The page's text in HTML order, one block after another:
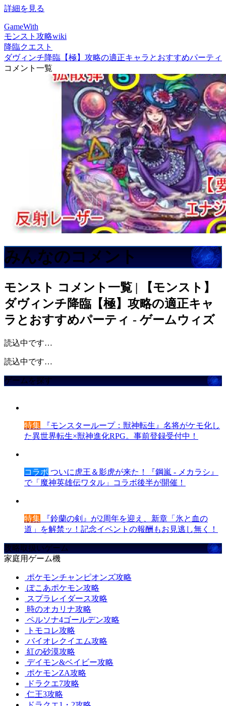
詳細を見る
GameWith
モンスト攻略wiki
降臨クエスト
ダヴィンチ降臨【極】攻略の適正キャラとおすすめパーティ
コメント一覧
みんなのコメント
モンスト コメント一覧 | 【モンスト】
ダヴィンチ降臨【極】攻略の適正キャ
ラとおすすめパーティ - ゲームウィズ
読込中です…
読込中です…
ゲームを探す
特集 『モンスターループ：獣神転生』名将がケモ化し
た異世界転生×獣神進化RPG。事前登録受付中！
コラボ ついに虎王＆影虎が来た！『鋼嵐 - メカラシ』
で「魔神英雄伝ワタル」コラボ後半が開催！
特集 『鈴蘭の剣』が2周年を迎え、新章「氷と血の
道」を解禁ッ！記念イベントの報酬もお見逃し無く！
攻略取扱いゲーム
家庭用ゲーム機
ポケモンチャンピオンズ攻略
ぽこあポケモン攻略
スプラレイダース攻略
時のオカリナ攻略
ペルソナ4ゴールデン攻略
トモコレ攻略
バイオレクイエム攻略
紅の砂漠攻略
デイモン&ベイビー攻略
ポケモンZA攻略
ドラクエ7攻略
仁王3攻略